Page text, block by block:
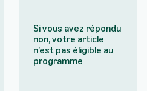
Si vous avez répondu
non, votre article
n’est pas éligible au
programme